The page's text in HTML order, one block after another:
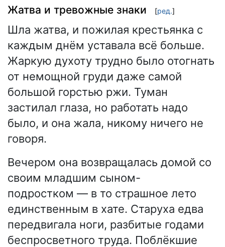
Жатва и тревожные знаки [ред.]
Шла жатва, и пожилая крестьянка с
каждым днём уставала всё больше.
Жаркую духоту трудно было отогнать
от немощной груди даже самой
большой горстью ржи. Туман
застилал глаза, но работать надо
было, и она жала, никому ничего не
говоря.
Вечером она возвращалась домой со
своим младшим сыном-
подростком — в то страшное лето
единственным в хате. Старуха едва
передвигала ноги, разбитые годами
беспросветного труда. Поблёкшие